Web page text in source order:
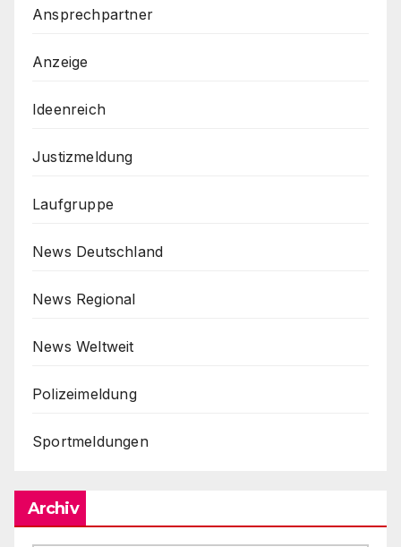
Ansprechpartner
Anzeige
Ideenreich
Justizmeldung
Laufgruppe
News Deutschland
News Regional
News Weltweit
Polizeimeldung
Sportmeldungen
Archiv